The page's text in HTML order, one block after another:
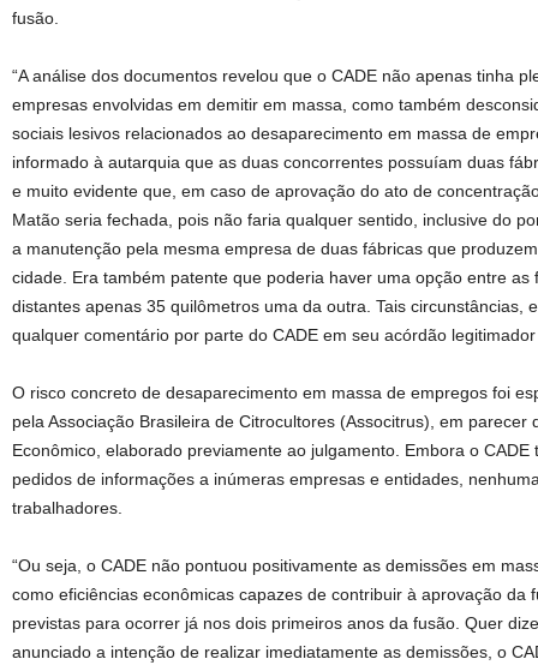
fusão.
“A análise dos documentos revelou que o CADE não apenas tinha
empresas envolvidas em demitir em massa, como também
sociais lesivos relacionados ao desaparecimento em massa de
informado à autarquia que as duas concorrentes possuíam duas
e muito evidente que, em caso de aprovação do ato de
Matão seria fechada, pois não faria qualquer sentido, inclusive do
a manutenção pela mesma empresa de duas fábricas que
cidade. Era também patente que poderia haver uma opção entre as
distantes apenas 35 quilômetros uma da outra. Tais circunstâncias,
qualquer comentário por parte do CADE em seu acórdão
O risco concreto de desaparecimento em massa de empregos foi
pela Associação Brasileira de Citrocultores (Associtrus), em parecer
Econômico, elaborado previamente ao julgamento. Embora o
pedidos de informações a inúmeras empresas e entidades,
trabalhadores.
“Ou seja, o CADE não pontuou positivamente as demissões em
como eficiências econômicas capazes de contribuir à aprovação da
previstas para ocorrer já nos dois primeiros anos da fusão. Quer
anunciado a intenção de realizar imediatamente as demissões, o